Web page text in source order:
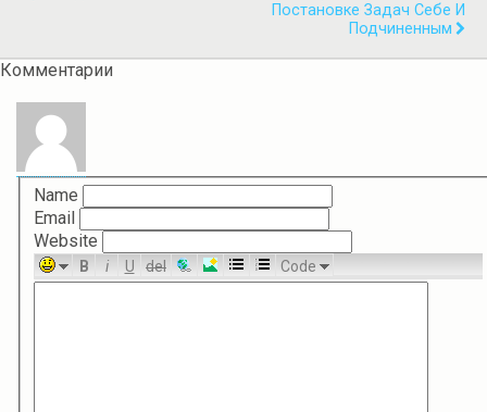
Постановке Задач Себе И
Подчиненным
Комментарии
Name
Email
Website
B i U del Code